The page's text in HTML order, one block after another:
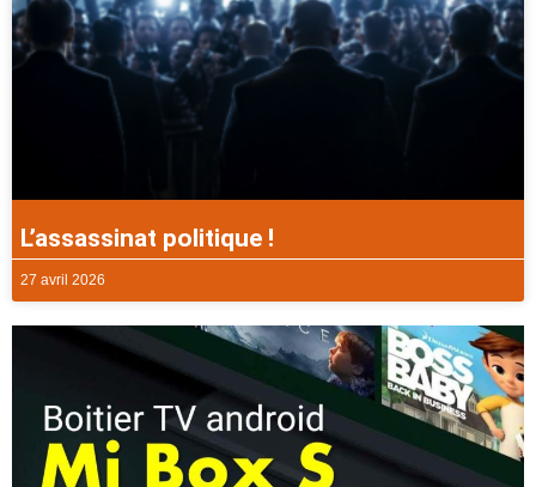
L’assassinat politique !
27 avril 2026